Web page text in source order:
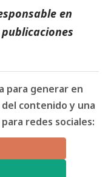
en
publicaciones
para generar en
contenido y una
redes sociales: